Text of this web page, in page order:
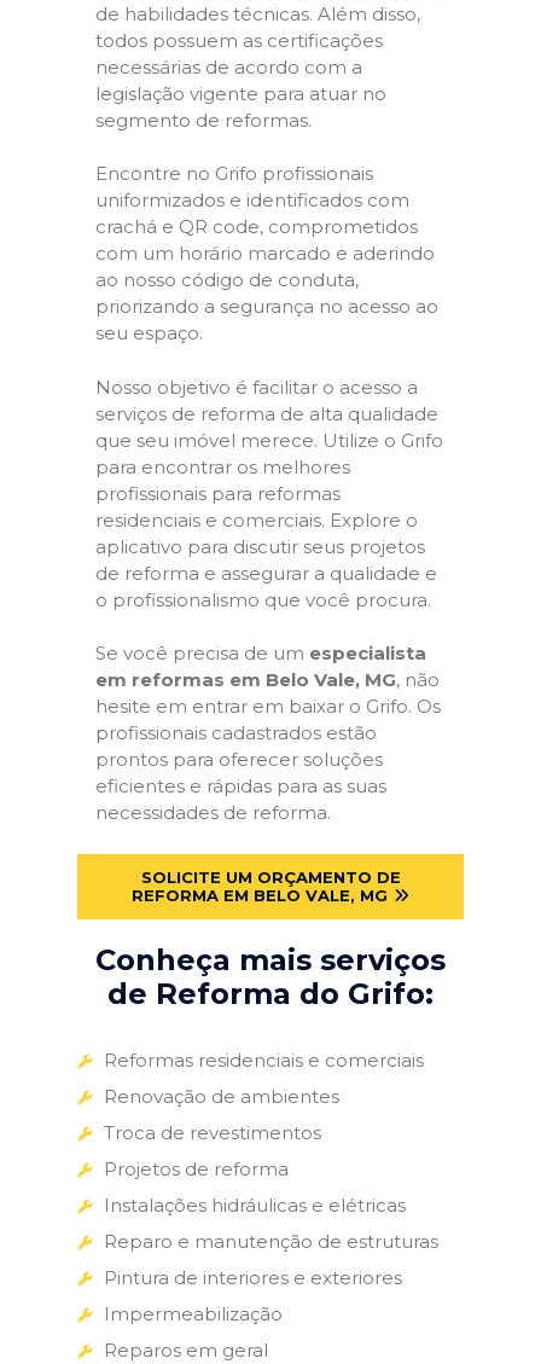
de habilidades técnicas. Além disso,
todos possuem as certificações
necessárias de acordo com a
legislação vigente para atuar no
segmento de reformas.
Encontre no Grifo profissionais
uniformizados e identificados com
crachá e QR code, comprometidos
com um horário marcado e aderindo
ao nosso código de conduta,
priorizando a segurança no acesso ao
seu espaço.
Nosso objetivo é facilitar o acesso a
serviços de reforma de alta qualidade
que seu imóvel merece. Utilize o Grifo
para encontrar os melhores
profissionais para reformas
residenciais e comerciais. Explore o
aplicativo para discutir seus projetos
de reforma e assegurar a qualidade e
o profissionalismo que você procura.
Se você precisa de um especialista
em reformas em Belo Vale, MG, não
hesite em entrar em baixar o Grifo. Os
profissionais cadastrados estão
prontos para oferecer soluções
eficientes e rápidas para as suas
necessidades de reforma.
SOLICITE UM ORÇAMENTO DE
REFORMA EM BELO VALE, MG
Conheça mais serviços
de Reforma do Grifo:
Reformas residenciais e comerciais
Renovação de ambientes
Troca de revestimentos
Projetos de reforma
Instalações hidráulicas e elétricas
Reparo e manutenção de estruturas
Pintura de interiores e exteriores
Impermeabilização
Reparos em geral